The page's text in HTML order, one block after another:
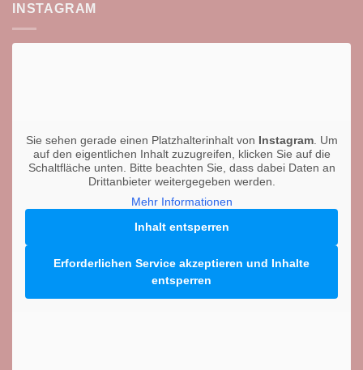
INSTAGRAM
Sie sehen gerade einen Platzhalterinhalt von Instagram. Um
auf den eigentlichen Inhalt zuzugreifen, klicken Sie auf die
Schaltfläche unten. Bitte beachten Sie, dass dabei Daten an
Drittanbieter weitergegeben werden.
Mehr Informationen
Inhalt entsperren
Erforderlichen Service akzeptieren und Inhalte
entsperren